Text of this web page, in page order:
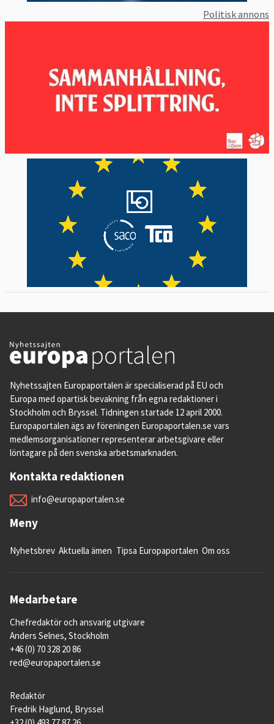
Politisk annons
Nyhetssajten Europaportalen är specialiserad på EU och
Europa med opartisk bevakning från egna redaktioner i
Stockholm och Bryssel. Tidningen startade 12 april 2000.
Europaportalen ägs av föreningen Europaportalen.se vars
medlemsorganisationer representerar arbetsgivare eller
löntagare på den svenska arbetsmarknaden.
Kontakta redaktionen
info@europaportalen.se
Meny
Nyhetsbrev Aktuella ämen Tipsa Europaportalen Om oss
Medarbetare
Chefredaktör och ansvarig utgivare
Anders Selnes, Stockholm
+46 (0) 70 328 20 86
red@europaportalen.se
Redaktör
Fredrik Haglund, Bryssel